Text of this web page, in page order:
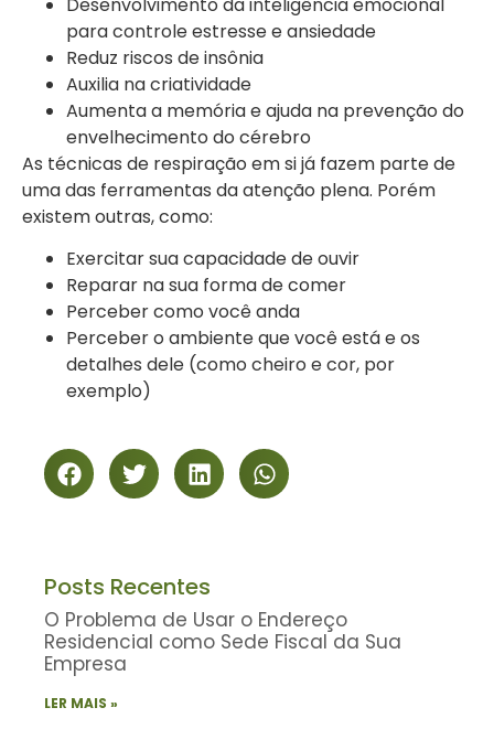
para controle estresse e ansiedade
Reduz riscos de insônia
Auxilia na criatividade
Aumenta a memória e ajuda na prevenção do
envelhecimento do cérebro
As técnicas de respiração em si já fazem parte de
uma das ferramentas da atenção plena. Porém
existem outras, como:
Exercitar sua capacidade de ouvir
Reparar na sua forma de comer
Perceber como você anda
Perceber o ambiente que você está e os
detalhes dele (como cheiro e cor, por
exemplo)
Posts Recentes
O Problema de Usar o Endereço
Residencial como Sede Fiscal da Sua
Empresa
LER MAIS »